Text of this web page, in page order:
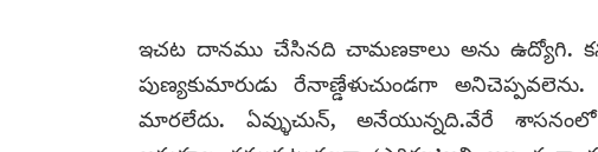
ఇచట దానము చేసినది చామణకాలు అను ఉద్యోగి.
పుణ్యకుమారుడు రేనాణ్డేళుచుండగా
మారలేదు. ఏవ్ళుచున్, అనేయున్నది.వేరే శాసనంలో